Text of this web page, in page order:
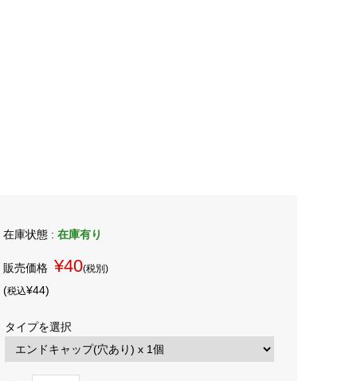
在庫状態 : 在庫有り
販売価格 ¥40(税別)
(税込¥44)
タイプを選択